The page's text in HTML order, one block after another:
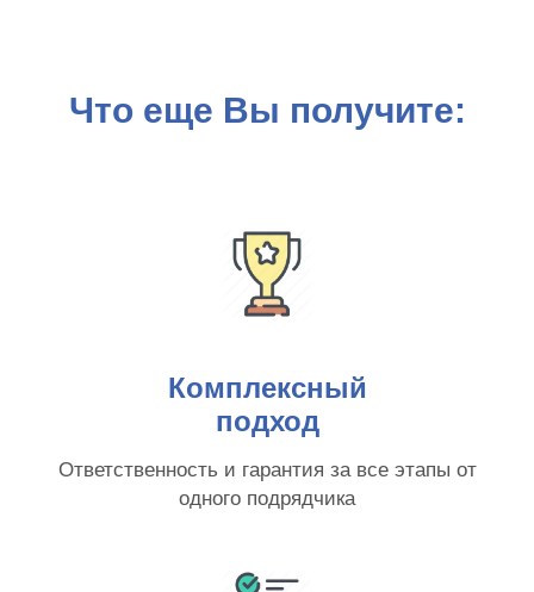
Что еще Вы получите:
Комплексный
подход
Ответственность и гарантия за все этапы от
одного подрядчика